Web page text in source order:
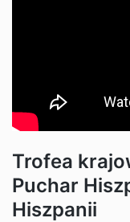
Trofea
Puchar
Hiszpanii